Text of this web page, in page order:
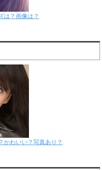
は？画像は？
かわいい？写真あり？